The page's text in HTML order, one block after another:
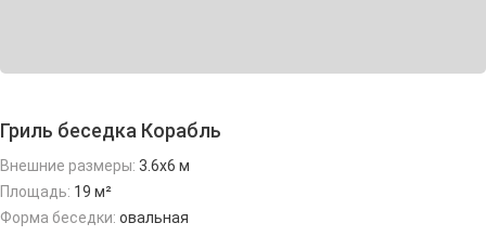
Гриль беседка Корабль
Внешние размеры: 3.6х6 м
Площадь: 19 м²
Форма беседки: овальная